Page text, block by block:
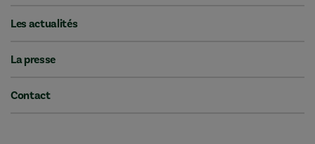
Les actualités
La presse
Contact